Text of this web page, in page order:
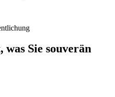
Sie souverän